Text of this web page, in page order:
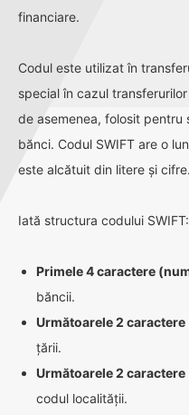
financiare.
Codul este utilizat în
special în cazul
de asemenea, folosit pentru
bănci. Codul SWIFT are o
este alcătuit din litere și cifre.
Iată structura codului SWIFT:
Primele 4 caractere
băncii.
Următoarele 2
țării.
Următoarele 2
codul localității.